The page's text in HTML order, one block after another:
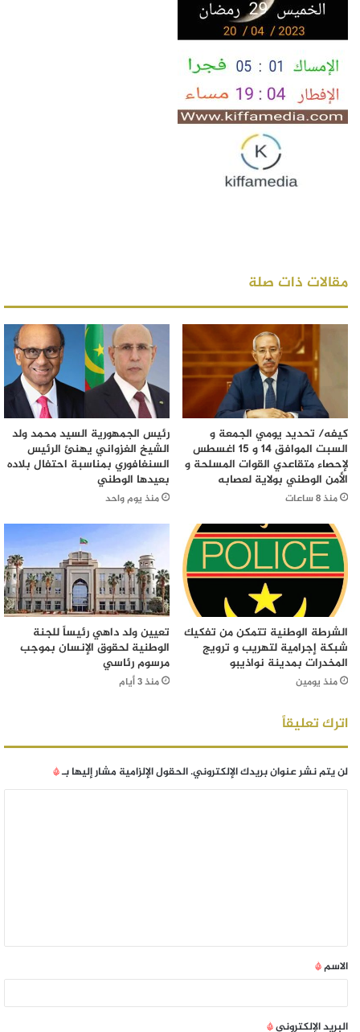
مقالات ذات صلة
كيفه/ تحديد يومي الجمعة و
السبت الموافق 14 و 15 اغسطس
لإحصاء متقاعدي القوات المسلحة و
الأمن الوطني بولاية لعصابه
منذ 8 ساعات
رئيس الجمهورية السيد محمد ولد
الشيخ الغزواني يهنئ الرئيس
السنغافوري بمناسبة احتفال بلاده
بعيدها الوطني
منذ يوم واحد
الشرطة الوطنية تتمكن من تفكيك
شبكة إجرامية لتهريب و ترويج
المخدرات بمدينة نواذيبو
منذ يومين
تعيين ولد داهي رئيساً للجنة
الوطنية لحقوق الإنسان بموجب
مرسوم رئاسي
منذ 3 أيام
اترك تعليقاً
لن يتم نشر عنوان بريدك الإلكتروني.الحقول الإلزامية مشار إليها بـ*
الاسم*
البريد الإلكتروني*